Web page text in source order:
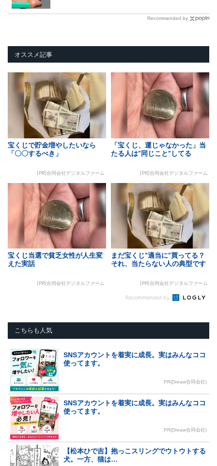
Recommended by
オススメ記事
宝くじで貯金増やしたいなら
「〇〇するべき」
[PR]合同会社デジタルファーム
「宝くじ、運じゃなかった」当
たる人は“同じこと”してる
[PR]合同会社デジタルファーム
宝くじ当選で貧乏女性が人生変
えた実話
[PR]合同会社デジタルファーム
まだ宝くじ“適当に”買ってる？
それ、当たらない人の典型です
[PR]合同会社デジタルファーム
Recommended by
こちらも人気
SNSアカウントを着実に成長。実はみんなココ
使ってます。
PR(Dreaw合同会社)
SNSアカウントを着実に成長。実はみんなココ
使ってます。
PR(Dreaw合同会社)
【松本ひで吉】抱っこスリングでウトウトする
犬。一方、猫は…